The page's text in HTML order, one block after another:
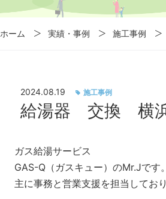
ホーム 実績・事例 施工事例
2024.08.19 施工事例
給湯器 交換 横
ガス給湯サービス
GAS-Q（ガスキュー）のMr.Jです。
主に事務と営業支援を担当しており